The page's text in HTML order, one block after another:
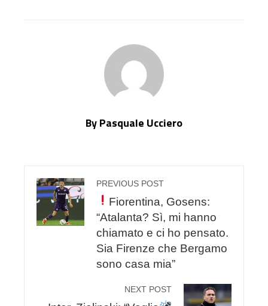
By Pasquale Ucciero
PREVIOUS POST
Fiorentina, Gosens:
“Atalanta? Sì, mi hanno
chiamato e ci ho pensato.
Sia Firenze che Bergamo
sono casa mia”
NEXT POST